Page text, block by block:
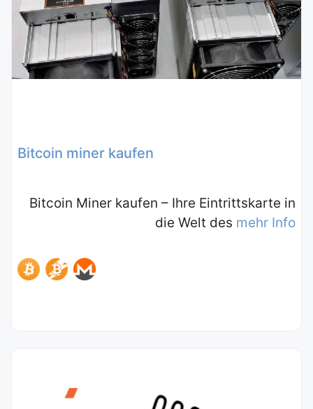
Bitcoin miner kaufen
Bitcoin Miner kaufen – Ihre Eintrittskarte in
die Welt des mehr Info